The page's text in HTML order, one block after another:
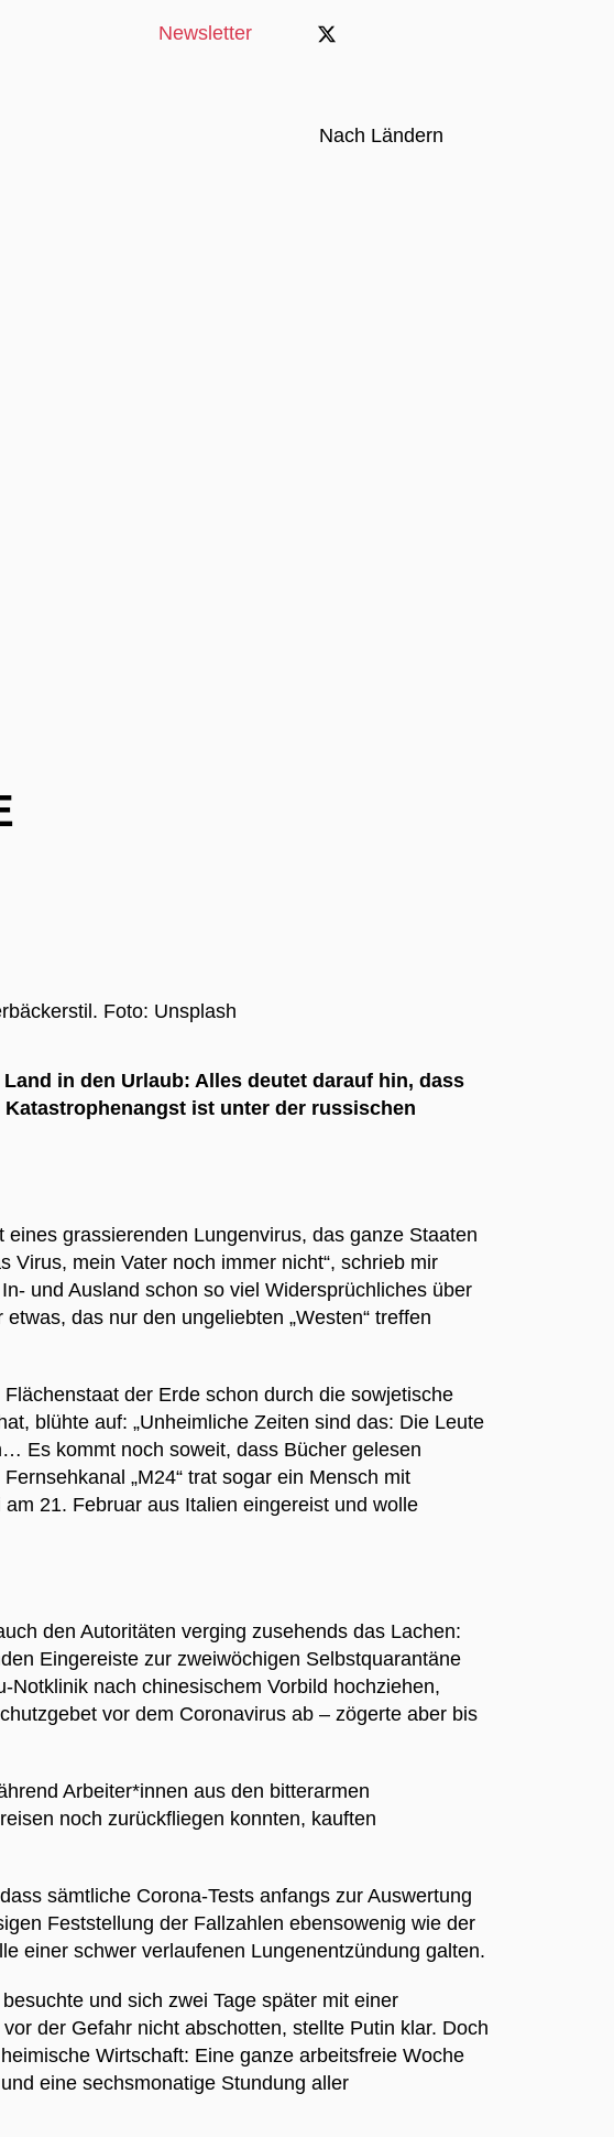
Newsletter
Nach Ländern
Foto: Unsplash
in den Urlaub: Alles deutet darauf hin, dass
ist unter der russischen
grassierenden Lungenvirus, das ganze Staaten
Virus, mein Vater noch immer nicht“, schrieb mir
und Ausland schon so viel Widersprüchliches über
das nur den ungeliebten „Westen“ treffen
der Erde schon durch die sowjetische
blühte auf: „Unheimliche Zeiten sind das: Die Leute
Es kommt noch soweit, dass Bücher gelesen
„M24“ trat sogar ein Mensch mit
21. Februar aus Italien eingereist und wolle
den Autoritäten verging zusehends das Lachen:
Eingereiste zur zweiwöchigen Selbstquarantäne
nach chinesischem Vorbild hochziehen,
vor dem Coronavirus ab – zögerte aber bis
Arbeiter*innen aus den bitterarmen
noch zurückfliegen konnten, kauften
sämtliche Corona-Tests anfangs zur Auswertung
Feststellung der Fallzahlen ebensowenig wie der
einer schwer verlaufenen Lungenentzündung galten.
und sich zwei Tage später mit einer
der Gefahr nicht abschotten, stellte Putin klar. Doch
Wirtschaft: Eine ganze arbeitsfreie Woche
eine sechsmonatige Stundung aller